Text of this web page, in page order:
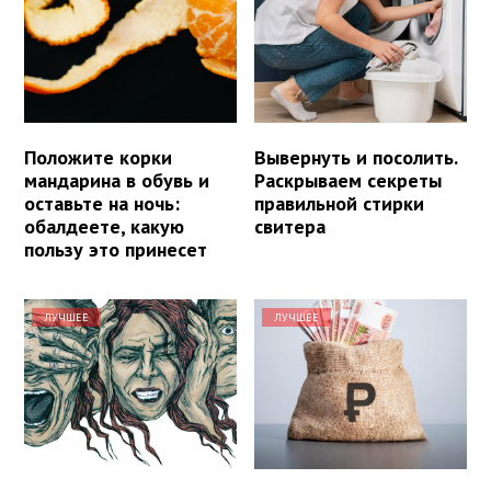
Положите корки
мандарина в обувь и
оставьте на ночь:
обалдеете, какую
пользу это принесет
Вывернуть и посолить.
Раскрываем секреты
правильной стирки
свитера
ЛУЧШЕЕ ЛУЧШЕЕ